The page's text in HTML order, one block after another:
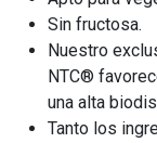
Sin fructosa.
Nuestro
NTC®
una alta
Tanto los